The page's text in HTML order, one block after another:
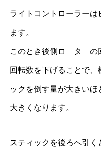
ライトコントローラーは
ます。
このとき後側ローター
回転数を下げることで、
ックを倒す量が大きい
大きくなります。
スティックを後ろへ引